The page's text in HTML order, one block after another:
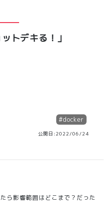
トデキる！」
#docker
公開日:2022/06/24
ら影響範囲はどこまで？だった